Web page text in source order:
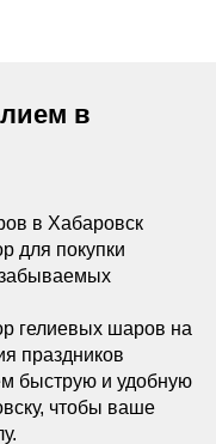
в
в Хабаровск
для покупки
гелиевых шаров на
праздников
быструю и удобную
чтобы ваше